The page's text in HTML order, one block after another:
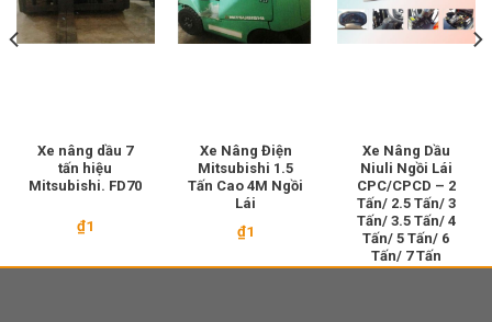
Xe nâng dầu 7
tấn hiệu
Mitsubishi. FD70
₫1
Xe Nâng Điện
Mitsubishi 1.5
Tấn Cao 4M Ngồi
Lái
₫1
Xe Nâng Dầu
Niuli Ngồi Lái
CPC/CPCD – 2
Tấn/ 2.5 Tấn/ 3
Tấn/ 3.5 Tấn/ 4
Tấn/ 5 Tấn/ 6
Tấn/ 7 Tấn